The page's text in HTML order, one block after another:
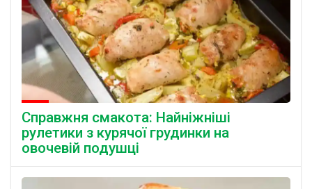
Справжня смакота: Найніжніші
рулетики з курячої грудинки на
овочевій подушці